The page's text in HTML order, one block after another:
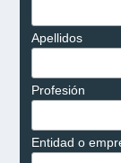
Apellidos
Profesión
Entidad o